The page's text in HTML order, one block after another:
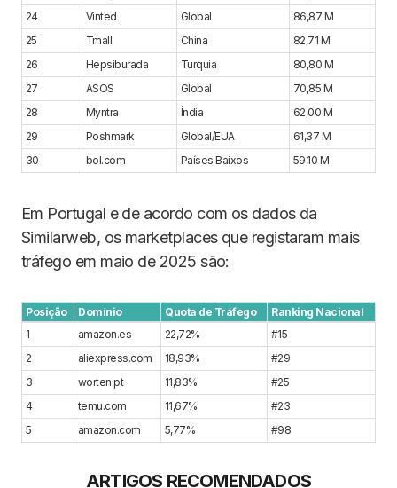
24
Vinted Global
86,87 M
25
Tmall China
82,71 M
26
Hepsiburada Turquia
80,80 M
27
ASOS Global
70,85 M
28
Myntra Índia
62,00 M
29
Poshmark Global/EUA
61,37 M
30
bol.com Países Baixos 59,10 M
Em Portugal e de acordo com os dados da
Similarweb, os marketplaces que registaram mais
tráfego em maio de 2025 são:
Posição Domínio Quota de Tráfego
Ranking Nacional
1
amazon.es 22,72%
#15
2
aliexpress.com 18,93%
#29
3
worten.pt 11,83%
#25
4
temu.com 11,67%
#23
5
amazon.com 5,77% #98
ARTIGOS RECOMENDADOS